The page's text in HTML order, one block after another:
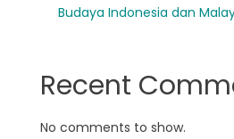
Budaya Indonesia dan
Recent
No comments to show.